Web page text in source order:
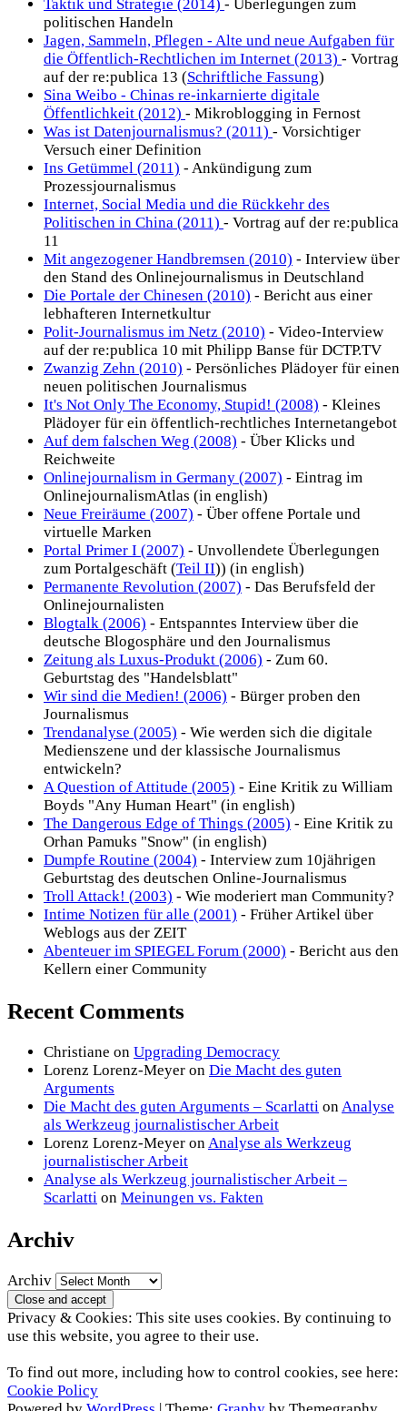
Taktik und Strategie (2014) - Überlegungen zum
politischen Handeln
Jagen, Sammeln, Pflegen - Alte und neue Aufgaben für
die Öffentlich-Rechtlichen im Internet (2013) - Vortrag
auf der re:publica 13 (Schriftliche Fassung)
Sina Weibo - Chinas re-inkarnierte digitale
Öffentlichkeit (2012) - Mikroblogging in Fernost
Was ist Datenjournalismus? (2011) - Vorsichtiger
Versuch einer Definition
Ins Getümmel (2011) - Ankündigung zum
Prozessjournalismus
Internet, Social Media und die Rückkehr des
Politischen in China (2011) - Vortrag auf der re:publica
11
Mit angezogener Handbremsen (2010) - Interview über
den Stand des Onlinejournalismus in Deutschland
Die Portale der Chinesen (2010) - Bericht aus einer
lebhafteren Internetkultur
Polit-Journalismus im Netz (2010) - Video-Interview
auf der re:publica 10 mit Philipp Banse für DCTP.TV
Zwanzig Zehn (2010) - Persönliches Plädoyer für einen
neuen politischen Journalismus
It's Not Only The Economy, Stupid! (2008) - Kleines
Plädoyer für ein öffentlich-rechtliches Internetangebot
Auf dem falschen Weg (2008) - Über Klicks und
Reichweite
Onlinejournalism in Germany (2007) - Eintrag im
OnlinejournalismAtlas (in english)
Neue Freiräume (2007) - Über offene Portale und
virtuelle Marken
Portal Primer I (2007) - Unvollendete Überlegungen
zum Portalgeschäft (Teil II)) (in english)
Permanente Revolution (2007) - Das Berufsfeld der
Onlinejournalisten
Blogtalk (2006) - Entspanntes Interview über die
deutsche Blogosphäre und den Journalismus
Zeitung als Luxus-Produkt (2006) - Zum 60.
Geburtstag des "Handelsblatt"
Wir sind die Medien! (2006) - Bürger proben den
Journalismus
Trendanalyse (2005) - Wie werden sich die digitale
Medienszene und der klassische Journalismus
entwickeln?
A Question of Attitude (2005) - Eine Kritik zu William
Boyds "Any Human Heart" (in english)
The Dangerous Edge of Things (2005) - Eine Kritik zu
Orhan Pamuks "Snow" (in english)
Dumpfe Routine (2004) - Interview zum 10jährigen
Geburtstag des deutschen Online-Journalismus
Troll Attack! (2003) - Wie moderiert man Community?
Intime Notizen für alle (2001) - Früher Artikel über
Weblogs aus der ZEIT
Abenteuer im SPIEGEL Forum (2000) - Bericht aus den
Kellern einer Community
Recent Comments
Christiane on Upgrading Democracy
Lorenz Lorenz-Meyer on Die Macht des guten
Arguments
Die Macht des guten Arguments – Scarlatti onAnalyse
als Werkzeug journalistischer Arbeit
Lorenz Lorenz-Meyer onAnalyse als Werkzeug
journalistischer Arbeit
Analyse als Werkzeug journalistischer Arbeit –
Scarlatti on Meinungen vs. Fakten
Archiv
Archiv
Privacy & Cookies: This site uses cookies. By continuing to
use this website, you agree to their use.
To find out more, including how to control cookies, see here:
Cookie Policy